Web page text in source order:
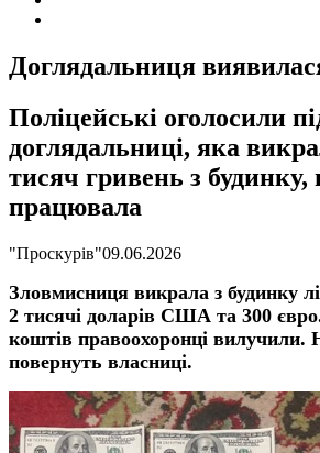
Доглядальниця
Поліцейські оголосили
доглядальниці, яка
тисяч гривень з будинку,
працювала
"Проскурів"09.06.2026
Зловмисниця викрала з будинку
2 тисячі доларів США та 300
коштів правоохоронці вилучили.
повернуть власниці.